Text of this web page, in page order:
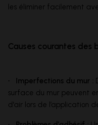
les éliminer facilement
Causes courantes des
• Imperfections du mur :
surface du mur peuvent
d'air lors de l’application